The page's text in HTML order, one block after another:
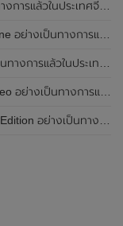
ขนาดใหญ่ 6,500mAh พร้อมรองรับการชาร์จไว 80W
รแล้ว มาพร้อมธีมสีชมพูสดใส
รแล้วในประเทศอินเดีย
ประเทศไทย ในราคา 8,499 บาท
นทางการแล้วในประเทศจีน